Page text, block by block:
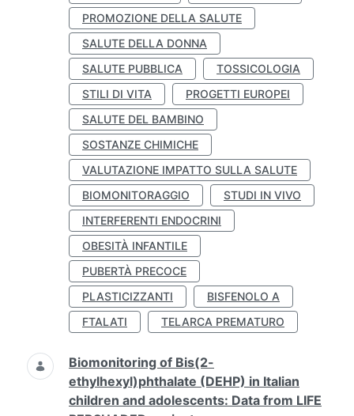
PROMOZIONE DELLA SALUTE
SALUTE DELLA DONNA
SALUTE PUBBLICA
TOSSICOLOGIA
STILI DI VITA
PROGETTI EUROPEI
SALUTE DEL BAMBINO
SOSTANZE CHIMICHE
VALUTAZIONE IMPATTO SULLA SALUTE
BIOMONITORAGGIO
STUDI IN VIVO
INTERFERENTI ENDOCRINI
OBESITÀ INFANTILE
PUBERTÀ PRECOCE
PLASTICIZZANTI
BISFENOLO A
FTALATI
TELARCA PREMATURO
Biomonitoring of Bis(2-
ethylhexyl)phthalate (DEHP) in Italian
children and adolescents: Data from LIFE